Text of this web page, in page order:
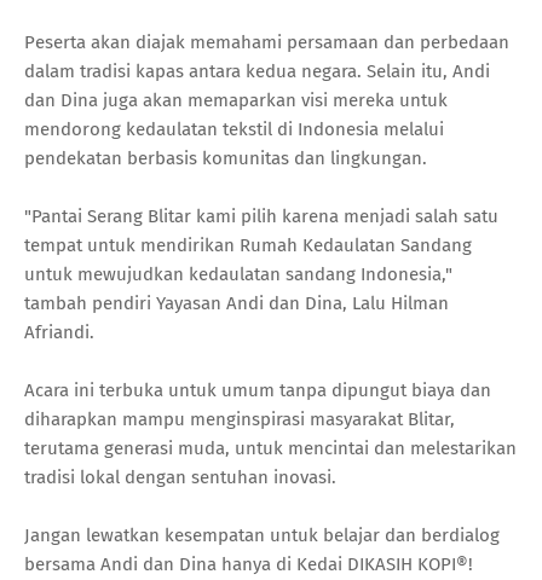
Peserta akan diajak memahami persamaan dan perbedaan
dalam tradisi kapas antara kedua negara. Selain itu, Andi
dan Dina juga akan memaparkan visi mereka untuk
mendorong kedaulatan tekstil di Indonesia melalui
pendekatan berbasis komunitas dan lingkungan.
"Pantai Serang Blitar kami pilih karena menjadi salah satu
tempat untuk mendirikan Rumah Kedaulatan Sandang
untuk mewujudkan kedaulatan sandang Indonesia,"
tambah pendiri Yayasan Andi dan Dina, Lalu Hilman
Afriandi.
Acara ini terbuka untuk umum tanpa dipungut biaya dan
diharapkan mampu menginspirasi masyarakat Blitar,
terutama generasi muda, untuk mencintai dan melestarikan
tradisi lokal dengan sentuhan inovasi.
Jangan lewatkan kesempatan untuk belajar dan berdialog
bersama Andi dan Dina hanya di Kedai DIKASIH KOPI®!